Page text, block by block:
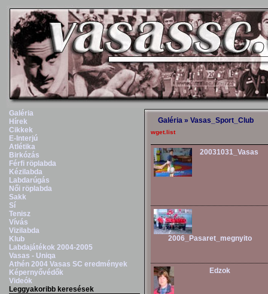
Galéria
Hírek
Cikkek
E-Interjú
Atlétika
Birkózás
Férfi röplabda
Kézilabda
Labdarúgás
Női röplabda
Sakk
Sí
Tenisz
Vívás
Vizilabda
Klub
Labdajátékok 2004-2005
Vasas - Uniqa
Athén 2004 Vasas SC eredmények
Képernyővédők
Videók
Leggyakoribb keresések
Galéria » Vasas_Sport_Club
wget.list
20031031_Vasas
2006_Pasaret_megnyito
Edzok